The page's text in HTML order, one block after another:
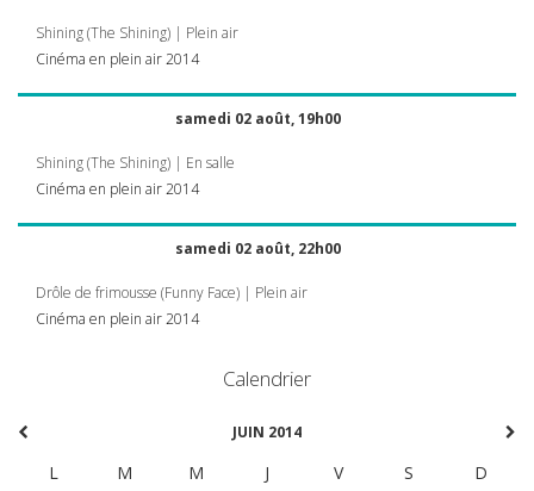
Shining (The Shining) | Plein air
Cinéma en plein air 2014
samedi 02 août, 19h00
Shining (The Shining) | En salle
Cinéma en plein air 2014
samedi 02 août, 22h00
Drôle de frimousse (Funny Face) | Plein air
Cinéma en plein air 2014
Calendrier
JUIN 2014
L M M J V S
D